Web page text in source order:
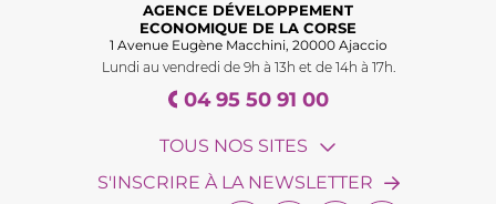
AGENCE DÉVELOPPEMENT
ECONOMIQUE DE LA CORSE
1 Avenue Eugène Macchini, 20000 Ajaccio
Lundi au vendredi de 9h à 13h et de 14h à 17h.
04 95 50 91 00
TOUS NOS SITES
S'INSCRIRE À LA NEWSLETTER